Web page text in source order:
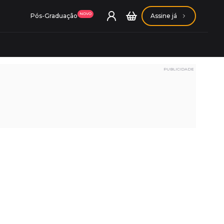
Pós-Graduação NOVO Assine já
PUBLICIDADE